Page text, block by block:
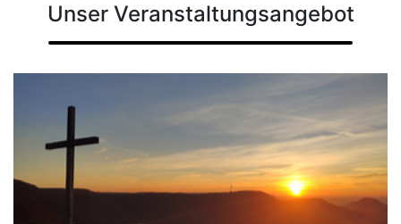
Unser Veranstaltungsangebot